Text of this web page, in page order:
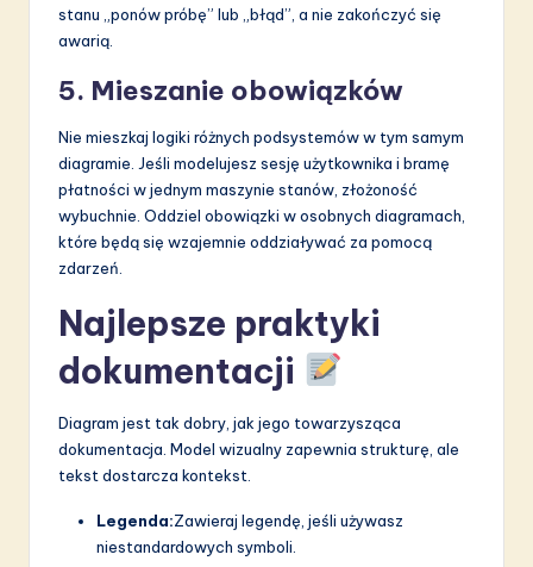
stanu „ponów próbę” lub „błąd”, a nie zakończyć się
awarią.
5. Mieszanie obowiązków
Nie mieszkaj logiki różnych podsystemów w tym samym
diagramie. Jeśli modelujesz sesję użytkownika i bramę
płatności w jednym maszynie stanów, złożoność
wybuchnie. Oddziel obowiązki w osobnych diagramach,
które będą się wzajemnie oddziaływać za pomocą
zdarzeń.
Najlepsze praktyki
dokumentacji
Diagram jest tak dobry, jak jego towarzysząca
dokumentacja. Model wizualny zapewnia strukturę, ale
tekst dostarcza kontekst.
Legenda:Zawieraj legendę, jeśli używasz
niestandardowych symboli.